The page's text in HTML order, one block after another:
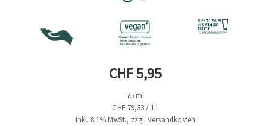
Aktueller Preis
CHF 5,95
75 ml
CHF 79,33 / 1 l
Inkl. 8.1% MwSt., zzgl. Versandkosten